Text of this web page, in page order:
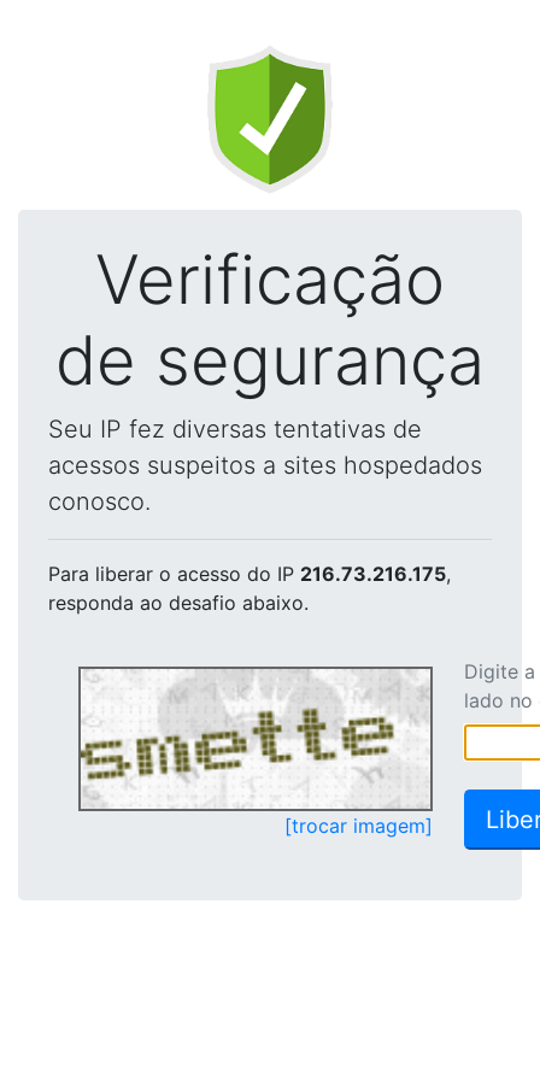
Verificação
de segurança
Seu IP fez diversas tentativas de
acessos suspeitos a sites hospedados
conosco.
Para liberar o acesso do IP 216.73.216.175,
responda ao desafio abaixo.
[trocar imagem]
Digite
lado no